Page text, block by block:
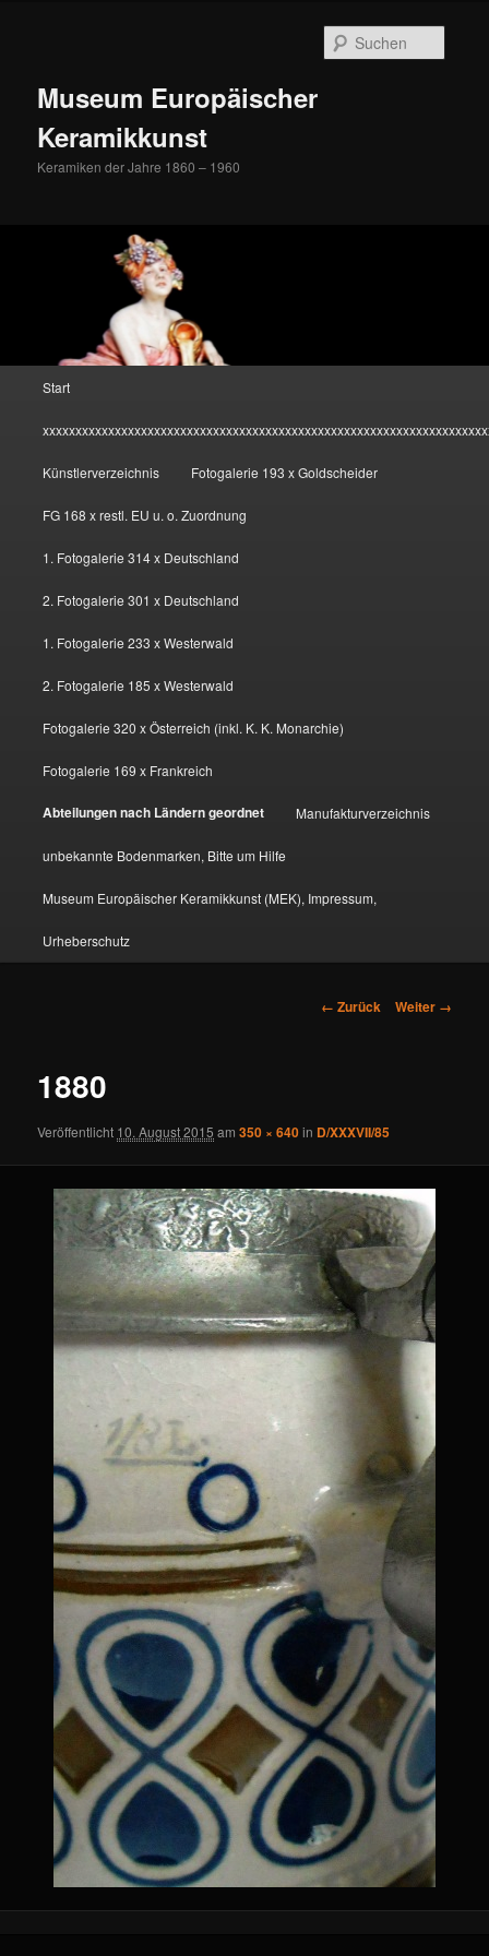
Museum Europäischer
Keramikkunst
Keramiken der Jahre 1860 – 1960
Start
Künstlerverzeichnis Fotogalerie 193 x Goldscheider
FG 168 x restl. EU u. o. Zuordnung
1. Fotogalerie 314 x Deutschland
2. Fotogalerie 301 x Deutschland
1. Fotogalerie 233 x Westerwald
2. Fotogalerie 185 x Westerwald
Fotogalerie 320 x Österreich (inkl. K. K. Monarchie)
Fotogalerie 169 x Frankreich
Abteilungen nach Ländern geordnet Manufakturverzeichnis
unbekannte Bodenmarken, Bitte um Hilfe
Museum Europäischer Keramikkunst (MEK), Impressum,
Urheberschutz
Bilder-
← Zurück Weiter →
1880
Veröffentlicht 10. August 2015 am350 × 640in D/XXXVII/85